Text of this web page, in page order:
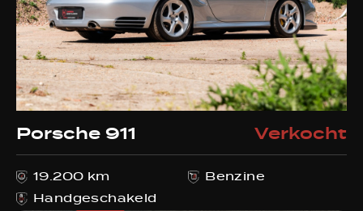
Porsche 911 Verkocht
19.200 km
Benzine
Handgeschakeld